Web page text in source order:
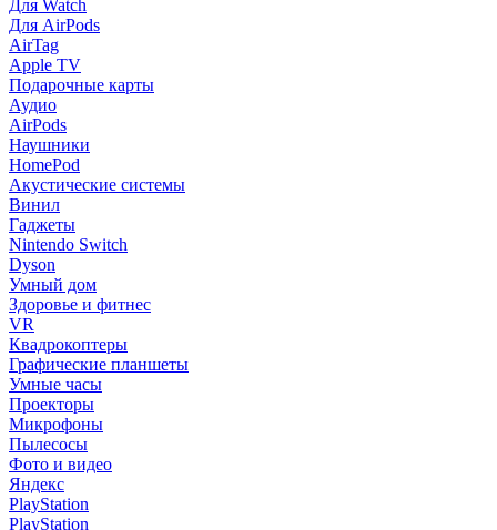
Для Watch
Для AirPods
AirTag
Apple TV
Подарочные карты
Аудио
AirPods
Наушники
HomePod
Акустические системы
Винил
Гаджеты
Nintendo Switch
Dyson
Умный дом
Здоровье и фитнес
VR
Квадрокоптеры
Графические планшеты
Умные часы
Проекторы
Микрофоны
Пылесосы
Фото и видео
Яндекс
PlayStation
PlayStation